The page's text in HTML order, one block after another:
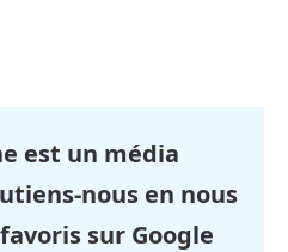
est un média
nous en nous
sur Google